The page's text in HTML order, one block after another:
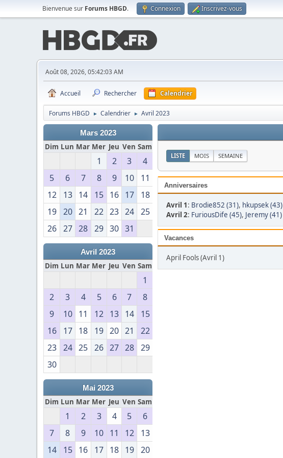
Bienvenue sur Forums HBGD. Connexion Inscrivez-vous
Août 08, 2026, 05:42:03 AM
Accueil Rechercher Calendrier
Forums HBGD ► Calendrier ► Avril 2023
Mars 2023
Dim Lun Mar Mer Jeu Ven Sam
1 2 3
4
5
6 7 8 9 10
11
12
13 14 15 16 17
18
19
20 21 22 23 24
25
26
27 28 29 30 31
Avril 2023
Dim Lun Mar Mer Jeu Ven Sam
1
2
3 4 5 6 7
8
9
10 11 12 13 14
15
16
17 18 19 20 21
22
23
24 25 26 27 28
29
30
Mai 2023
Dim Lun Mar Mer Jeu Ven Sam
1 2 3 4 5
6
7
8 9 10 11 12
13
14
15 16 17 18 19 20
LISTE MOIS SEMAINE
Anniversaires
Avril 1: Brodie852 (31), hkupsek (43)
Avril 2: FuriousDife (45), Jeremy (41)
Vacances
April Fools (Avril 1)